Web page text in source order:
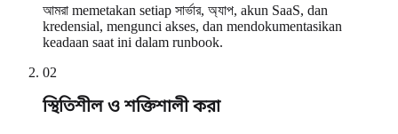
আমরা memetakan setiap সার্ভার, অ্যাপ, akun SaaS, dan
kredensial, mengunci akses, dan mendokumentasikan
keadaan saat ini dalam runbook.
02
স্থিতিশীল ও শক্তিশালী করা